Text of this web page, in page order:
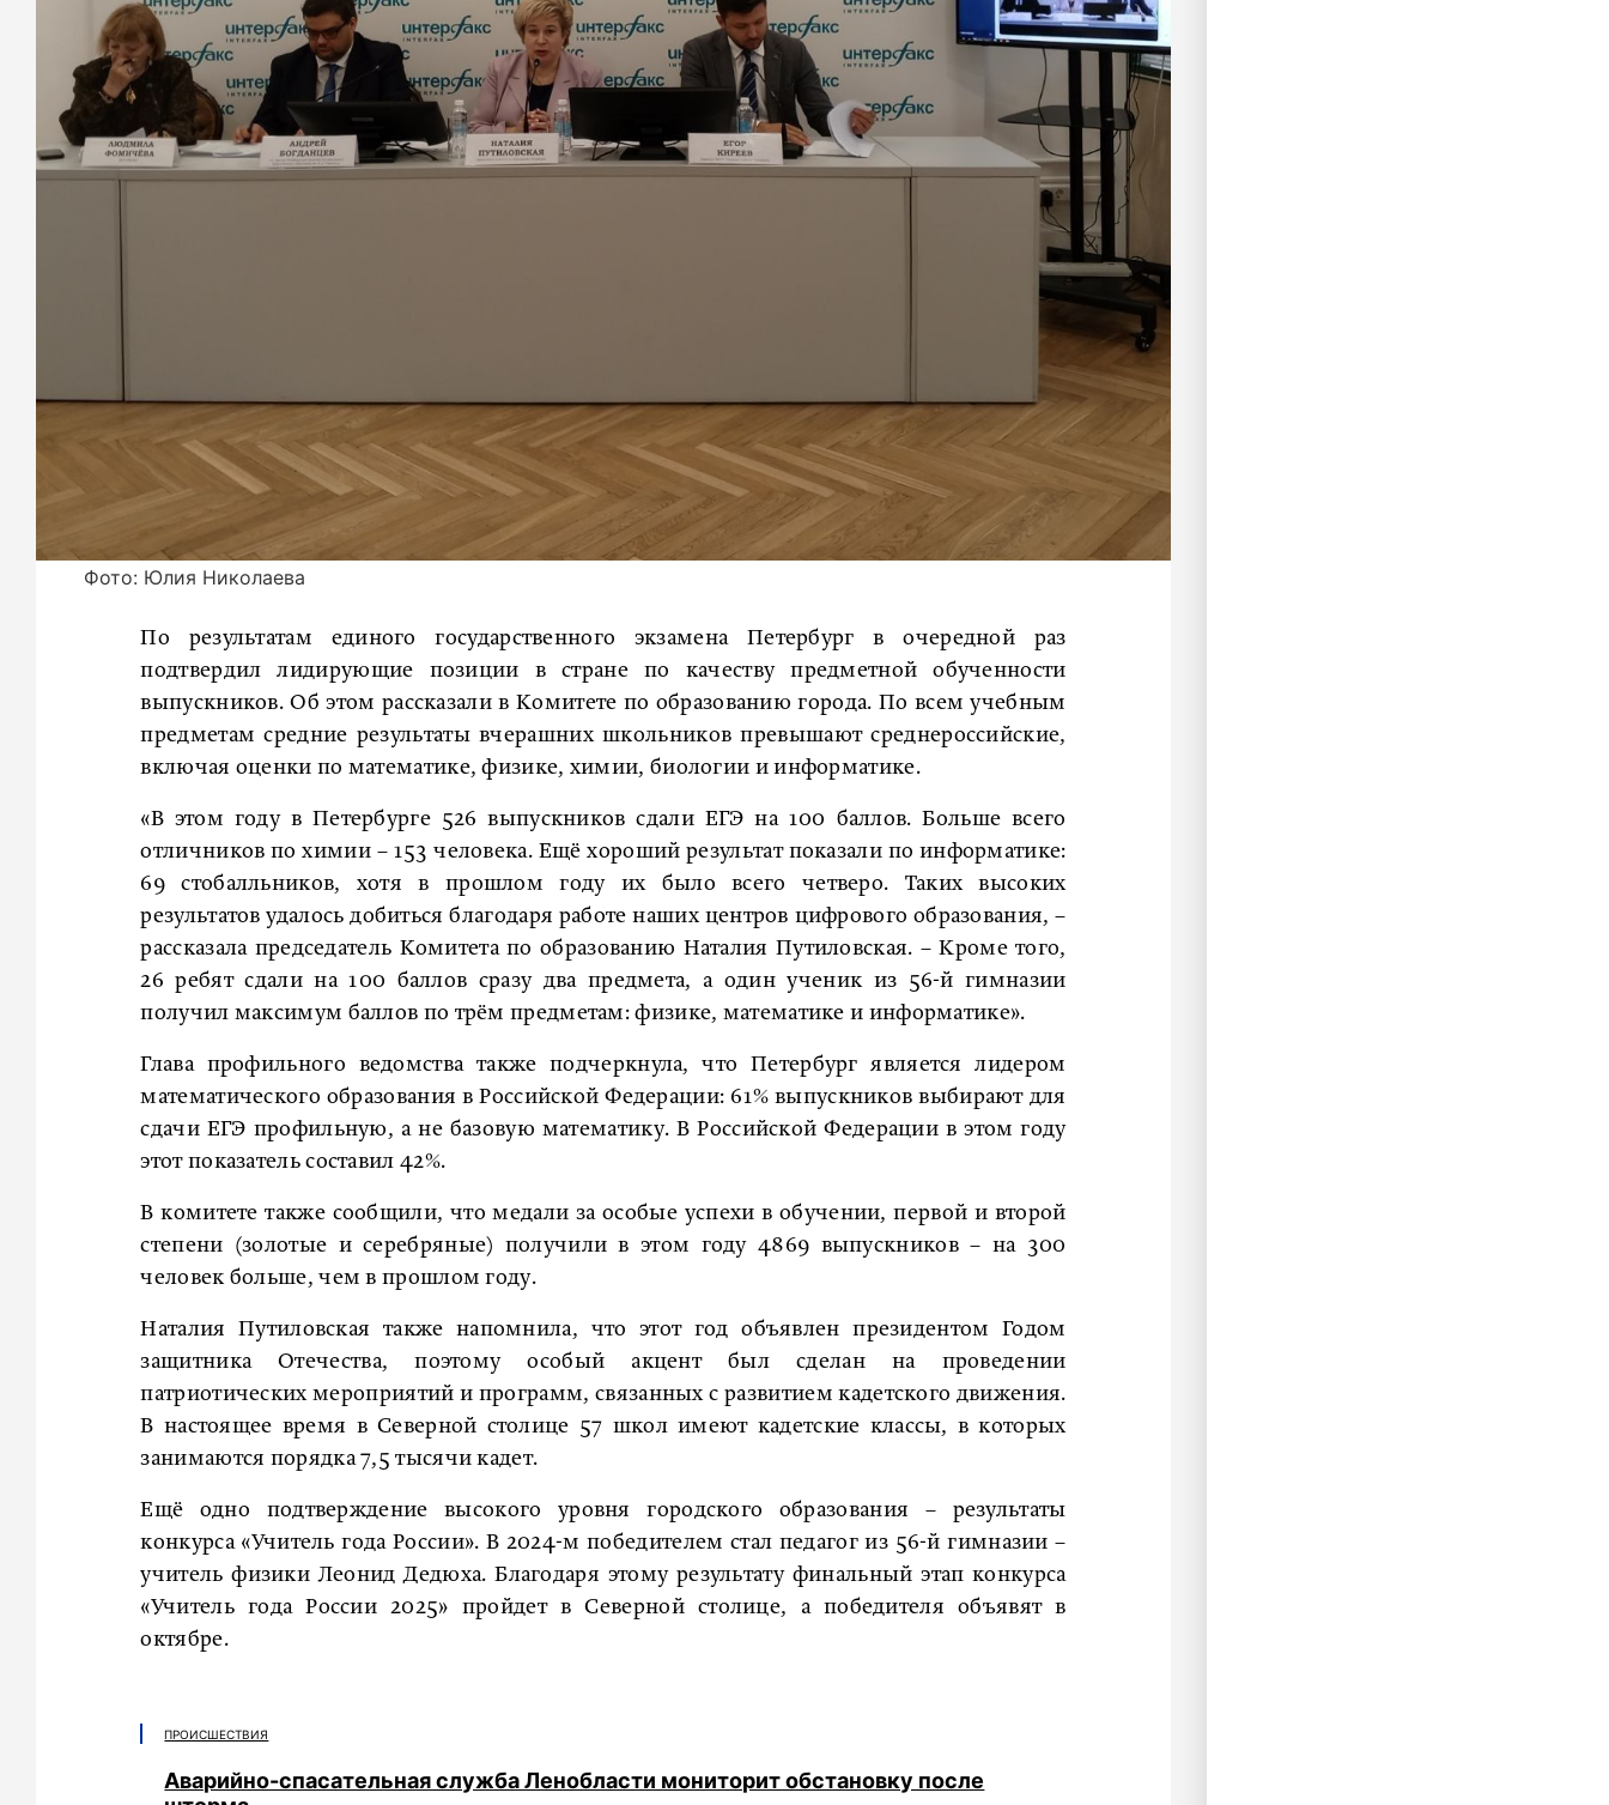
Фото: Юлия Николаева
По результатам единого государственного экзамена Петербург в очередной раз
подтвердил лидирующие позиции в стране по качеству предметной обученности
выпускников. Об этом рассказали в Комитете по образованию города. По всем учебным
предметам средние результаты вчерашних школьников превышают среднероссийские,
включая оценки по математике, физике, химии, биологии и информатике.
«В этом году в Петербурге 526 выпускников сдали ЕГЭ на 100 баллов. Больше всего
отличников по химии – 153 человека. Ещё хороший результат показали по информатике:
69 стобалльников, хотя в прошлом году их было всего четверо. Таких высоких
результатов удалось добиться благодаря работе наших центров цифрового образования, –
рассказала председатель Комитета по образованию Наталия Путиловская. – Кроме того,
26 ребят сдали на 100 баллов сразу два предмета, а один ученик из 56-й гимназии
получил максимум баллов по трём предметам: физике, математике и информатике».
Глава профильного ведомства также подчеркнула, что Петербург является лидером
математического образования в Российской Федерации: 61% выпускников выбирают для
сдачи ЕГЭ профильную, а не базовую математику. В Российской Федерации в этом году
этот показатель составил 42%.
В комитете также сообщили, что медали за особые успехи в обучении, первой и второй
степени (золотые и серебряные) получили в этом году 4869 выпускников – на 300
человек больше, чем в прошлом году.
Наталия Путиловская также напомнила, что этот год объявлен президентом Годом
защитника Отечества, поэтому особый акцент был сделан на проведении
патриотических мероприятий и программ, связанных с развитием кадетского движения.
В настоящее время в Северной столице 57 школ имеют кадетские классы, в которых
занимаются порядка 7,5 тысячи кадет.
Ещё одно подтверждение высокого уровня городского образования – результаты
конкурса «Учитель года России». В 2024-м победителем стал педагог из 56-й гимназии –
учитель физики Леонид Дедюха. Благодаря этому результату финальный этап конкурса
«Учитель года России 2025» пройдет в Северной столице, а победителя объявят в
октябре.
ПРОИСШЕСТВИЯ
Аварийно-спасательная служба Ленобласти мониторит обстановку после